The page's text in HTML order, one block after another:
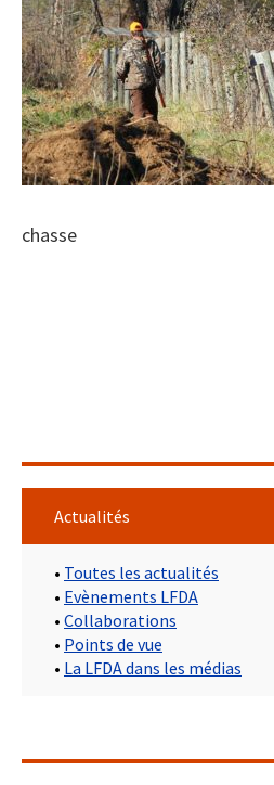
chasse
Actualités
• Toutes les actualités
• Evènements LFDA
• Collaborations
• Points de vue
• La LFDA dans les médias